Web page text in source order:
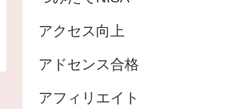
アクセス向上
アドセンス合格
アフィリエイト